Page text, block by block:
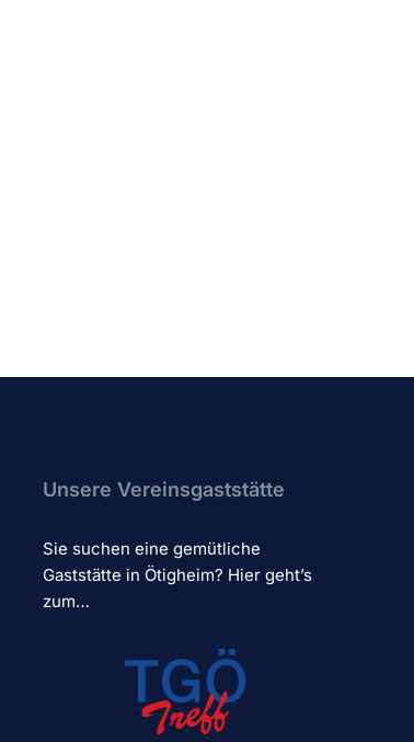
Unsere Vereinsgaststätte
Sie suchen eine gemütliche
Gaststätte in Ötigheim? Hier geht’s
zum…